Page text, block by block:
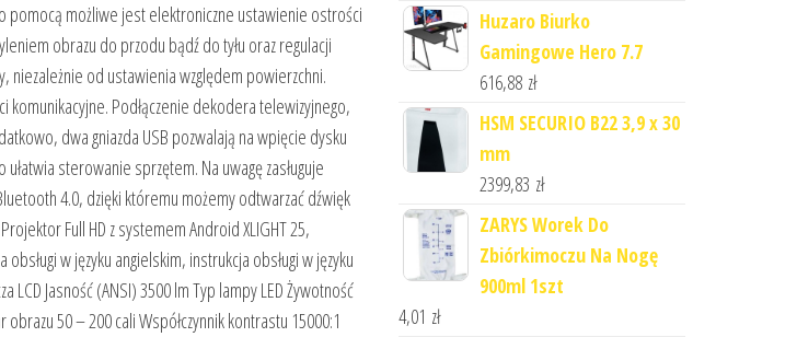
pomocą możliwe jest elektroniczne ustawienie ostrości
obrazu do przodu bądź do tyłu oraz regulacji
niezależnie od ustawienia względem powierzchni.
komunikacyjne. Podłączenie dekodera telewizyjnego,
dwa gniazda USB pozwalają na wpięcie dysku
sterowanie sprzętem. Na uwagę zasługuje
4.0, dzięki któremu możemy odtwarzać dźwięk
Full HD z systemem Android XLIGHT 25,
w języku angielskim, instrukcja obsługi w języku
Jasność (ANSI) 3500 lm Typ lampy LED Żywotność
50 – 200 cali Współczynnik kontrastu 15000:1
Huzaro Biurko
Gamingowe Hero 7.7
616,88 zł
HSM SECURIO B22 3,9 x 30
mm
2399,83 zł
ZARYS Worek Do
Zbiórkimoczu Na Nogę
900ml 1szt
4,01 zł